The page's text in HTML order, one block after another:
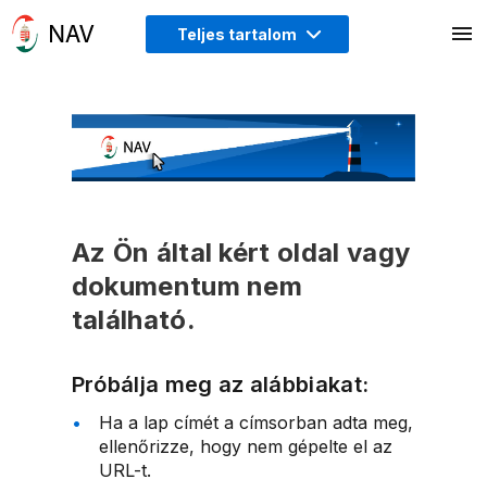
Teljes tartalom
Az Ön által kért oldal vagy
dokumentum nem
található.
Próbálja meg az alábbiakat:
Ha a lap címét a címsorban adta meg,
ellenőrizze, hogy nem gépelte el az
URL-t.